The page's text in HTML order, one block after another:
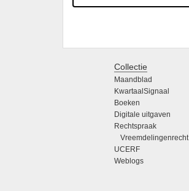
Collectie
Maandblad
KwartaalSignaal
Boeken
Digitale uitgaven
Rechtspraak
Vreemdelingenrecht
UCERF
Weblogs